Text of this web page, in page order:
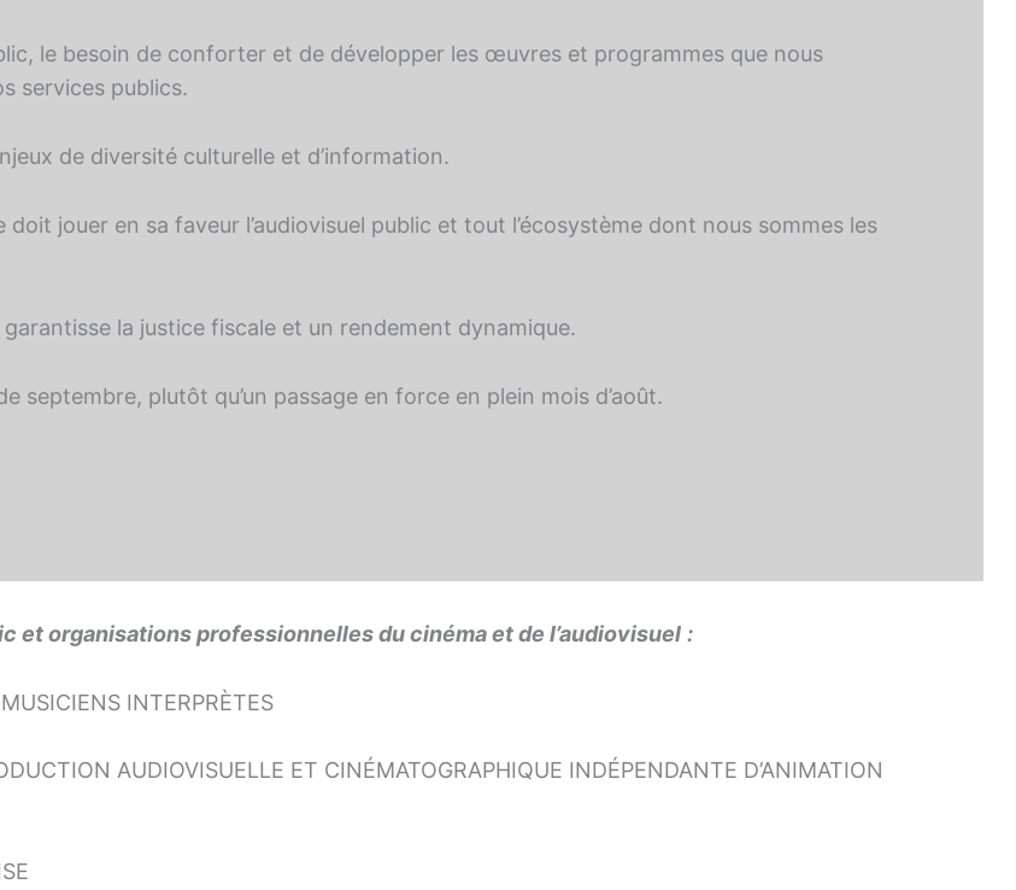
le besoin de conforter et de développer les œuvres et programmes que nous
services publics.
de diversité culturelle et d’information.
jouer en sa faveur l’audiovisuel public et tout l’écosystème dont nous sommes les
la justice fiscale et un rendement dynamique.
septembre, plutôt qu’un passage en force en plein mois d’août.
et organisations professionnelles du cinéma et de l’audiovisuel :
INTERPRÈTES
AUDIOVISUELLE ET CINÉMATOGRAPHIQUE INDÉPENDANTE D’ANIMATION